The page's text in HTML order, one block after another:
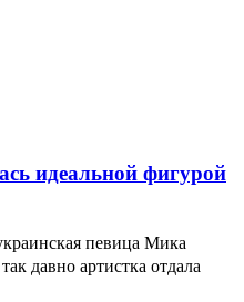
идеальной фигурой
певица Мика
давно артистка отдала